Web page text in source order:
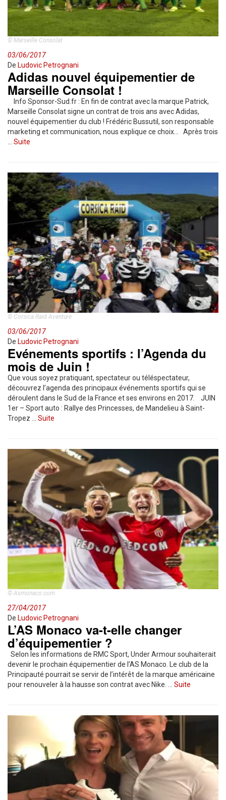
© Marseille Consolat
03/06/2017
De Ludovic Petrognani
Adidas nouvel équipementier de
Marseille Consolat !
Info Sponsor-Sud.fr : En fin de contrat avec la marque Patrick,
Marseille Consolat signe un contrat de trois ans avec Adidas,
nouvel équipementier du club ! Frédéric Bussutil, son responsable
marketing et communication, nous explique ce choix… Après trois
Suite
© Corsica Raid Aventure
03/06/2017
De Ludovic Petrognani
Evénements sportifs : l’Agenda du
mois de Juin !
Que vous soyez pratiquant, spectateur ou téléspectateur,
découvrez l’agenda des principaux événements sportifs qui se
déroulent dans le Sud de la France et ses environs en 2017. JUIN
1er – Sport auto : Rallye des Princesses, de Mandelieu à Saint-
Tropez … Suite
© Asmonaco.com
27/04/2017
De Ludovic Petrognani
L’AS Monaco va-t-elle changer
d’équipementier ?
Selon les informations de RMC Sport, Under Armour souhaiterait
devenir le prochain équipementier de l’AS Monaco. Le club de la
Principauté pourrait se servir de l’intérêt de la marque américaine
pour renouveler à la hausse son contrat avec Nike. … Suite